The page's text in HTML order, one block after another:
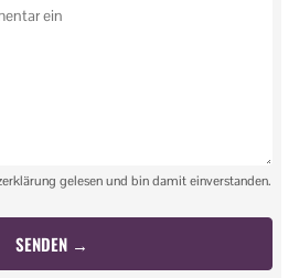
gelesen und bin damit einverstanden.